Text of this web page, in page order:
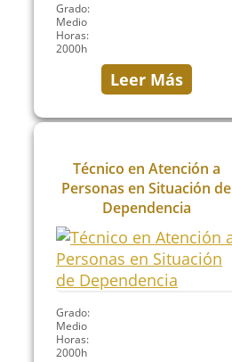
Grado:
Medio
Horas:
2000h
Leer Más
Técnico en Atención a
Personas en Situación de
Dependencia
Grado:
Medio
Horas:
2000h